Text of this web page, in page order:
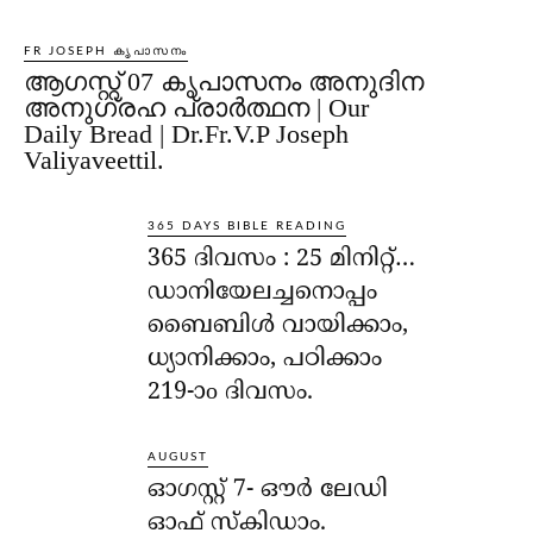
FR JOSEPH കൃപാസനം
ആഗസ്റ്റ് 07 കൃപാസനം അനുദിന
അനുഗ്രഹ പ്രാർത്ഥന | Our
Daily Bread | Dr.Fr.V.P Joseph
Valiyaveettil.
365 DAYS BIBLE READING
365 ദിവസം : 25 മിനിറ്റ്…
ഡാനിയേലച്ചനൊപ്പം
ബൈബിൾ വായിക്കാം,
ധ്യാനിക്കാം, പഠിക്കാം
219-ാo ദിവസം.
AUGUST
ഓഗസ്റ്റ് 7- ഔര്‍ ലേഡി
ഓഫ് സ്‌കിഡാം.